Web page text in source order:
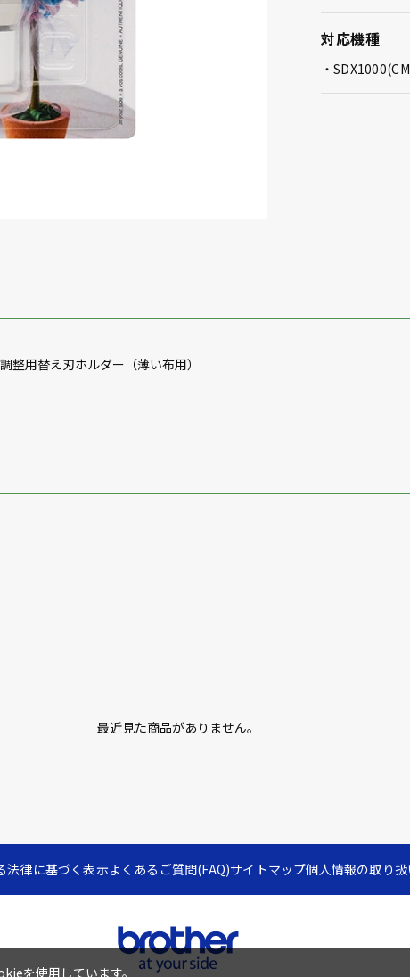
対応機種
用替え刃ホルダー（薄い布用）
最近見た商品がありません。
法律に基づく表示よくあるご質問(FAQ)サイトマップ個人情報の取り
を使用しています。